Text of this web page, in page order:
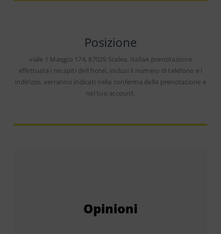
Posizione
viale 1 Maqgio 174, 87029 Scalea, ItaliaA prenotazione
effettuata i recapiti dell hotel, inclusi il numero di telefono e l
indirizzo, verranno indicati nella conferma della prenotazione e
nel tuo account.
Opinioni